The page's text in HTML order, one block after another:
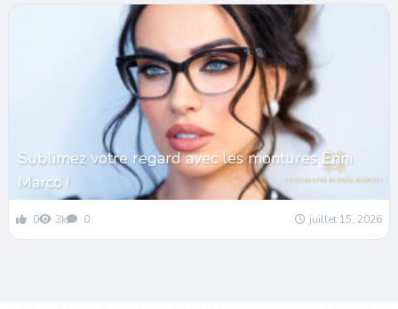
Sublimez votre regard avec les montures Enni
Marco !
0 3k 0 juillet 15, 2026